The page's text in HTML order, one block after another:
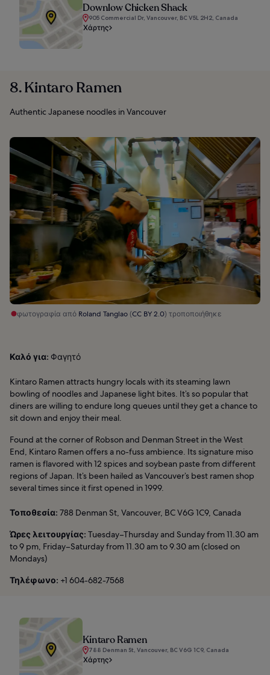
Downlow Chicken Shack
905 Commercial Dr, Vancouver, BC V5L 2H2, Canada
Χάρτης
8. Kintaro Ramen
Authentic Japanese noodles in Vancouver
φωτογραφία από Roland Tanglao(CC BY 2.0) τροποποιήθηκε
Καλό για: Φαγητό
Kintaro Ramen attracts hungry locals with its steaming lawn
bowling of noodles and Japanese light bites. It’s so popular that
diners are willing to endure long queues until they get a chance to
sit down and enjoy their meal.
Found at the corner of Robson and Denman Street in the West
End, Kintaro Ramen offers a no-fuss ambience. Its signature miso
ramen is flavored with 12 spices and soybean paste from different
regions of Japan. It’s been hailed as Vancouver’s best ramen shop
several times since it first opened in 1999.
Τοποθεσία: 788 Denman St, Vancouver, BC V6G 1C9, Canada
Ώρες λειτουργίας: Tuesday–Thursday and Sunday from 11.30 am
to 9 pm, Friday–Saturday from 11.30 am to 9.30 am (closed on
Mondays)
Τηλέφωνο: +1 604-682-7568
Kintaro Ramen
788 Denman St, Vancouver, BC V6G 1C9, Canada
Χάρτης